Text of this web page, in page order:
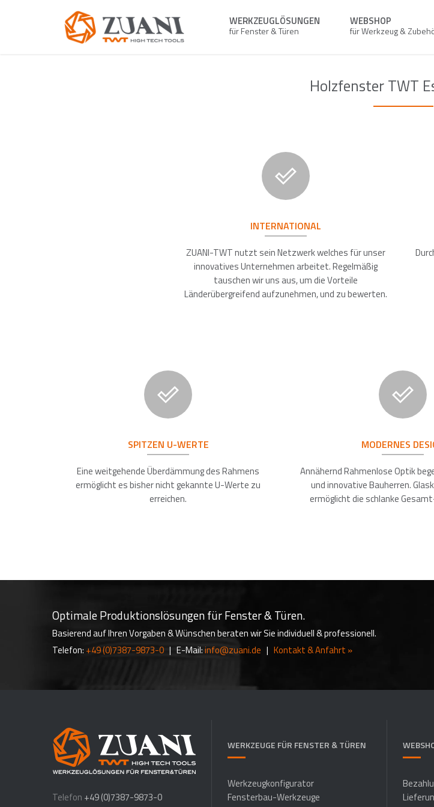
WERKZEUGLÖSUNGEN
für Fenster & Türen
WEBSHOP
für Werkzeug &
Holzfenster TWT
INTERNATIONAL
ZUANI-TWT nutzt sein Netzwerk welches für unser
innovatives Unternehmen arbeitet. Regelmäßig
tauschen wir uns aus, um die Vorteile
Länderübergreifend aufzunehmen, und zu bewerten.
SPITZEN U-WERTE
Eine weitgehende Überdämmung des Rahmens
ermöglicht es bisher nicht gekannte U-Werte zu
erreichen.
MODERNES
Annähernd Rahmenlose Optik
und innovative Bauherren.
ermöglicht die schlanke
Optimale Produktionslösungen für Fenster & Türen.
Basierend auf Ihren Vorgaben & Wünschen beraten wir Sie individuell & professionell.
Telefon: +49 (0)7387-9873-0 | E-Mail:info@zuani.de | Kontakt & Anfahrt »
Telefon +49 (0)7387-9873-0
WERKZEUGE FÜR FENSTER & TÜREN
Werkzeugkonfigurator
Fensterbau-Werkzeuge